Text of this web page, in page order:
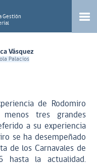
Gestión
Vásquez
Palacios
de Rodomiro
tres grandes
a su experiencia
se ha desempeñado
de los Carnavales de
hasta la actualidad.